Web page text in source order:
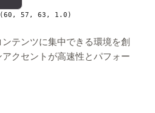
57, 63, 1.0)
テンツに集中できる環境を創
クセントが高速性とパフォー